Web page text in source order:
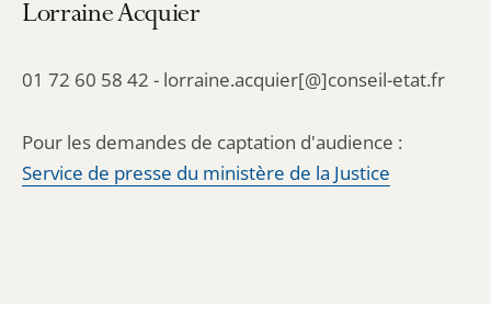
Lorraine Acquier
01 72 60 58 42 - lorraine.acquier[@]conseil-etat.fr
Pour les demandes de captation d'audience :
Service de presse du ministère de la Justice